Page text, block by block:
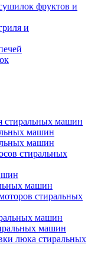
фруктов и
и
стиральных машин
машин
машин
стиральных
машин
стиральных
машин
машин
люка стиральных